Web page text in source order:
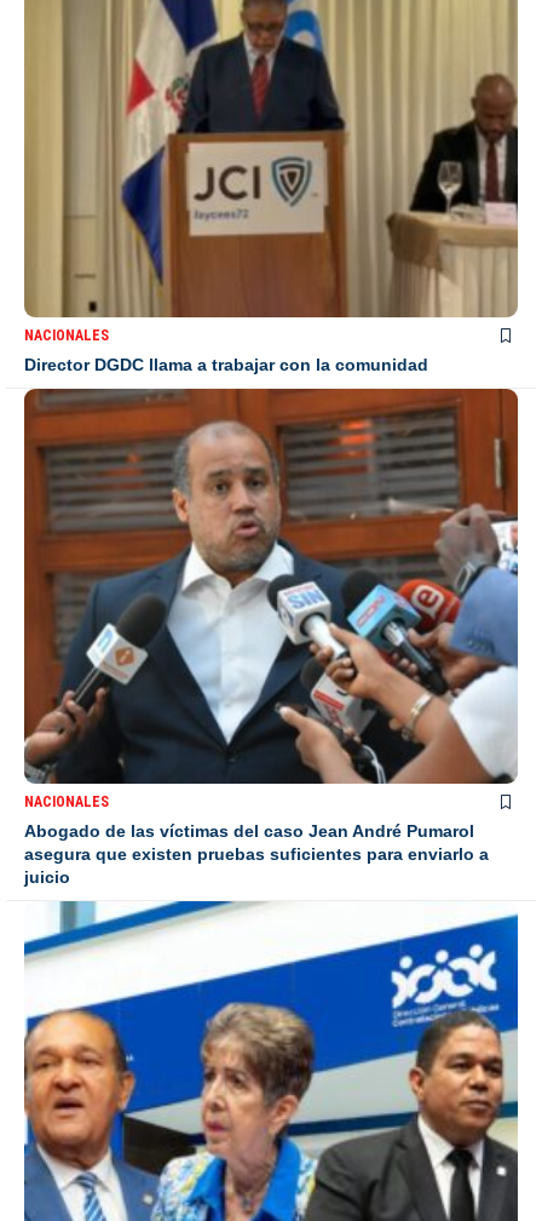
NACIONALES
Director DGDC llama a trabajar con la comunidad
NACIONALES
Abogado de las víctimas del caso Jean André Pumarol
asegura que existen pruebas suficientes para enviarlo a
juicio